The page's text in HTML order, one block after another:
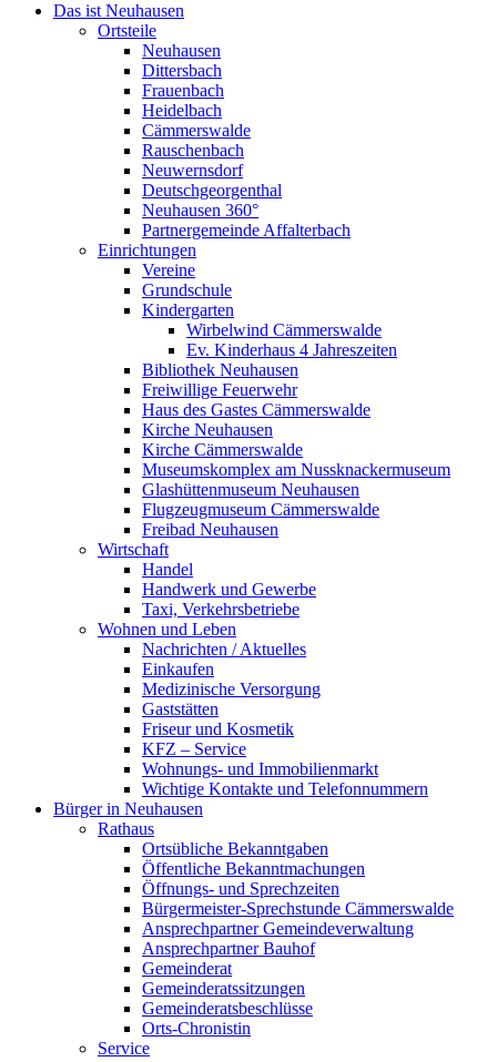
Das ist Neuhausen
Ortsteile
Neuhausen
Dittersbach
Frauenbach
Heidelbach
Cämmerswalde
Rauschenbach
Neuwernsdorf
Deutschgeorgenthal
Neuhausen 360°
Partnergemeinde Affalterbach
Einrichtungen
Vereine
Grundschule
Kindergarten
Wirbelwind Cämmerswalde
Ev. Kinderhaus 4 Jahreszeiten
Bibliothek Neuhausen
Freiwillige Feuerwehr
Haus des Gastes Cämmerswalde
Kirche Neuhausen
Kirche Cämmerswalde
Museumskomplex am Nussknackermuseum
Glashüttenmuseum Neuhausen
Flugzeugmuseum Cämmerswalde
Freibad Neuhausen
Wirtschaft
Handel
Handwerk und Gewerbe
Taxi, Verkehrsbetriebe
Wohnen und Leben
Nachrichten / Aktuelles
Einkaufen
Medizinische Versorgung
Gaststätten
Friseur und Kosmetik
KFZ – Service
Wohnungs- und Immobilienmarkt
Wichtige Kontakte und Telefonnummern
Bürger in Neuhausen
Rathaus
Ortsübliche Bekanntgaben
Öffentliche Bekanntmachungen
Öffnungs- und Sprechzeiten
Bürgermeister-Sprechstunde Cämmerswalde
Ansprechpartner Gemeindeverwaltung
Ansprechpartner Bauhof
Gemeinderat
Gemeinderatssitzungen
Gemeinderatsbeschlüsse
Orts-Chronistin
Service